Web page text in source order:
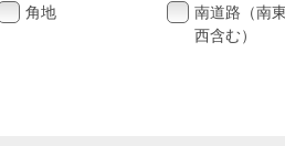
角地
南道路（南
西含む）